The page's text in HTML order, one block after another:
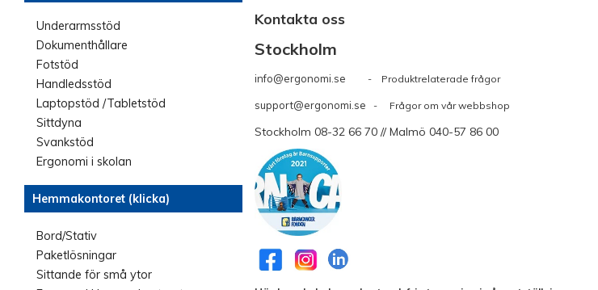
Underarmsstöd
Dokumenthållare
Fotstöd
Handledsstöd
Laptopstöd /Tabletstöd
Sittdyna
Svankstöd
Ergonomi i skolan
Hemmakontoret (klicka)
Bord/Stativ
Paketlösningar
Sittande för små ytor
Kontakta oss
Stockholm
info@ergonomi.se - Produktrelaterade frågor
support@ergonomi.se - Frågor om vår webbshop
Stockholm 08-32 66 70 // Malmö 040-57 86 00